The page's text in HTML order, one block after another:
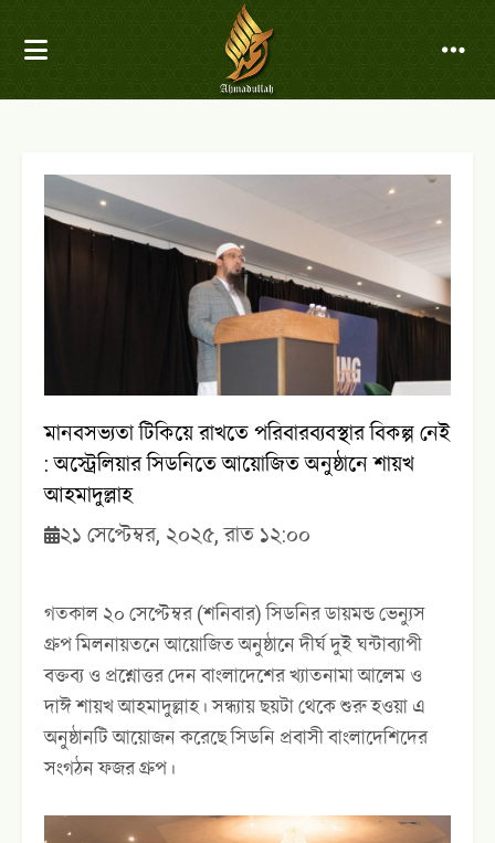
মানবসভ্যতা টিকিয়ে রাখতে পরিবারব্যবস্থার বিকল্প নেই
: অস্ট্রেলিয়ার সিডনিতে আয়োজিত অনুষ্ঠানে শায়খ
আহমাদুল্লাহ
২১ সেপ্টেম্বর, ২০২৫, রাত ১২:০০
গতকাল ২০ সেপ্টেম্বর (শনিবার) সিডনির ডায়মন্ড ভেন্যুস
গ্রুপ মিলনায়তনে আয়োজিত অনুষ্ঠানে দীর্ঘ দুই ঘন্টাব্যাপী
বক্তব্য ও প্রশ্নোত্তর দেন বাংলাদেশের খ্যাতনামা আলেম ও
দাঈ শায়খ আহমাদুল্লাহ। সন্ধ্যায় ছয়টা থেকে শুরু হওয়া এ
অনুষ্ঠানটি আয়োজন করেছে সিডনি প্রবাসী বাংলাদেশিদের
সংগঠন ফজর গ্রুপ।